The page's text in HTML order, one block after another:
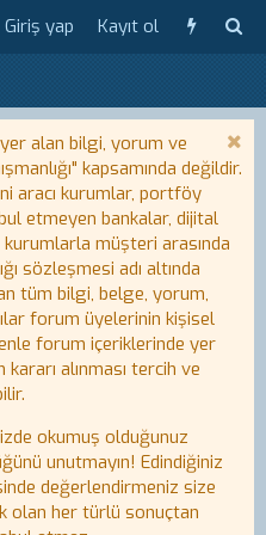
Giriş yap Kayıt ol
alan bilgi, yorum ve
kapsamında değildir.
aracı kurumlar, portföy
etmeyen bankalar, dijital
müşteri arasında
sözleşmesi adı altında
tüm bilgi, belge, yorum,
forum üyelerinin kişisel
forum içeriklerinde yer
alınması tercih ve
okumuş olduğunuz
unutmayın! Edindiğiniz
değerlendirmeniz size
olan her türlü sonuçtan